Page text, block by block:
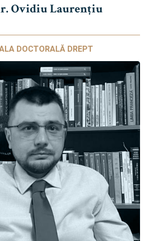
Ovidiu Laurențiu
DOCTORALĂ DREPT